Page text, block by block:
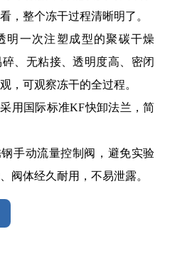
，整个冻干过程清晰明了。
明一次注塑成型的聚碳干燥
、无粘接、透明度高、密闭
，可观察冻干的全过程。
用国际标准KF快卸法兰 ，简
手动流量控制阀，避免实验
阀体经久耐用，不易泄露。